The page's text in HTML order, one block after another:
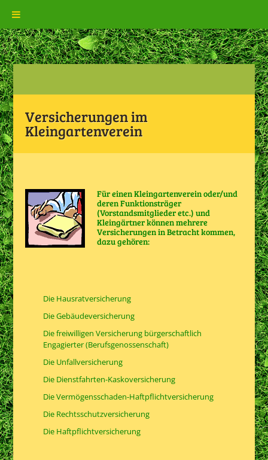
Versicherungen im
Kleingartenverein
Für einen Kleingartenverein oder/und
deren Funktionsträger
(Vorstandsmitglieder etc.) und
Kleingärtner können mehrere
Versicherungen in Betracht kommen,
dazu gehören:
Die Hausratversicherung
Die Gebäudeversicherung
Die freiwilligen Versicherung bürgerschaftlich
Engagierter (Berufsgenossenschaft)
Die Unfallversicherung
Die Dienstfahrten-Kaskoversicherung
Die Vermögensschaden-Haftpflichtversicherung
Die Rechtsschutzversicherung
Die Haftpflichtversicherung